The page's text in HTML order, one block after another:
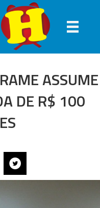
ASSUME
DE R$ 100